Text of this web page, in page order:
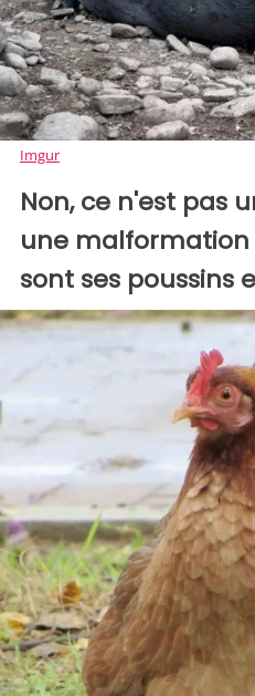
Imgur
Non, ce n'est pas
une malformation
sont ses poussins